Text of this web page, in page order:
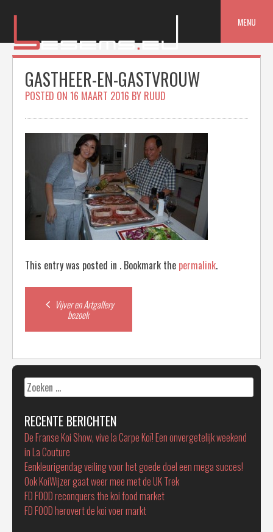
MENU
GASTHEER-EN-GASTVROUW
POSTED ON 16 MAART 2016 BY RUUD
This entry was posted in . Bookmark the permalink.
Post
navigation
Vijver en Artgallery
bezoek
Zoeken
naar:
RECENTE BERICHTEN
De Franse Koi Show, vive la Carpe Koï! Een onvergetelijk weekend
in La Couture
Eenkleurigendag veiling voor het goede doel een mega succes!
Ook KoiWijzer gaat weer mee met de UK Trek
FD FOOD reconquers the koi food market
FD FOOD herovert de koi voer markt